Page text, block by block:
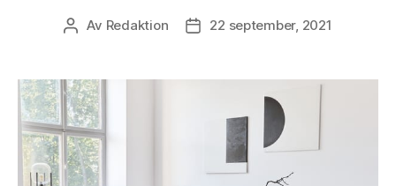
Inläggsförfattare
Av Redaktion Inläggsdatum
22 september, 2021